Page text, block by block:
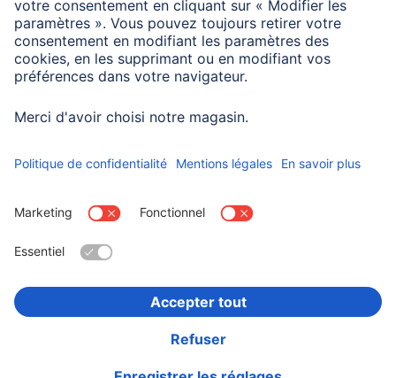
Taux de transfert de
données max.
10 Gbit/s
Informations institutionnelles
Confidentialité et Securité
Déclaration d'accessibilité
Rappels récents